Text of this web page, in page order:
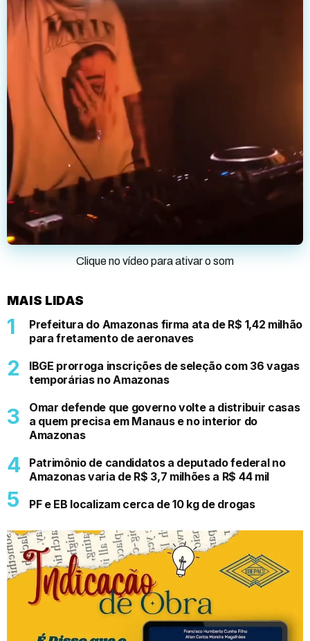
Clique no vídeo para ativar o som
MAIS LIDAS
Prefeitura do Amazonas firma ata de R$ 1,42 milhão
para fretamento de aeronaves
IBGE prorroga inscrições de seleção com 36 vagas
temporárias no Amazonas
Omar defende que governo volte a distribuir casas
a quem precisa em Manaus e no interior do
Amazonas
Patrimônio de candidatos a deputado federal no
Amazonas varia de R$ 3,7 milhões a R$ 44 mil
PF e EB localizam cerca de 10 kg de drogas